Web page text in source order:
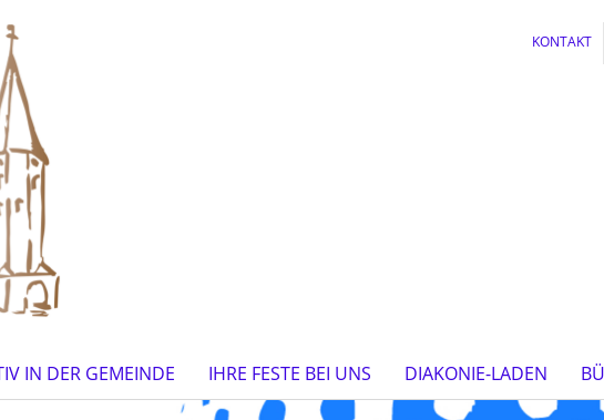
KONTAKT
IN DER GEMEINDE IHRE FESTE BEI UNS DIAKONIE-LADEN